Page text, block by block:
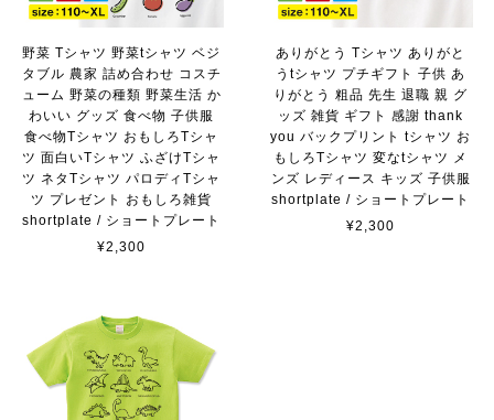
野菜 Tシャツ 野菜tシャツ ベジ
タブル 農家 詰め合わせ コスチ
ューム 野菜の種類 野菜生活 か
わいい グッズ 食べ物 子供服
食べ物Tシャツ おもしろTシャ
ツ 面白いTシャツ ふざけTシャ
ツ ネタTシャツ パロディTシャ
ツ プレゼント おもしろ雑貨
shortplate / ショートプレート
¥2,300
ありがとう Tシャツ ありがと
うtシャツ プチギフト 子供 あ
りがとう 粗品 先生 退職 親 グ
ッズ 雑貨 ギフト 感謝 thank
you バックプリント tシャツ お
もしろTシャツ 変なtシャツ メ
ンズ レディース キッズ 子供服
shortplate / ショートプレート
¥2,300